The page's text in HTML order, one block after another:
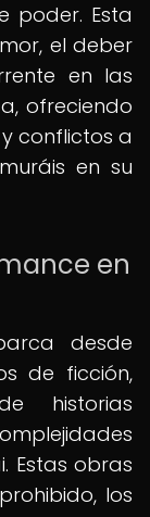
poder. Esta
el deber
en las
ofreciendo
conflictos a
en su
en
desde
de ficción,
historias
Estas obras
los